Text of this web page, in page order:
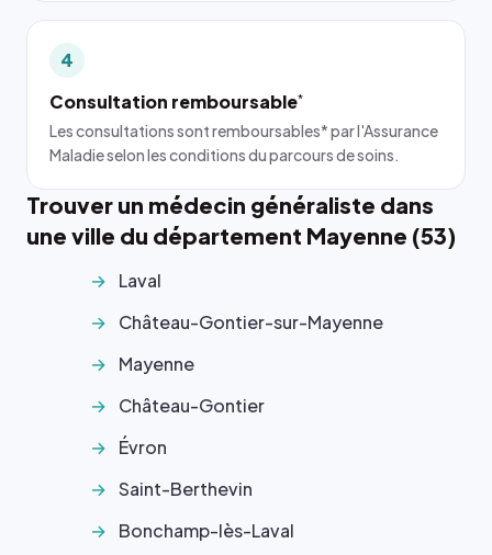
4
Consultation remboursable*
Les consultations sont remboursables* par l'Assurance
Maladie selon les conditions du parcours de soins.
Trouver un médecin généraliste dans
une ville du département Mayenne (53)
Laval
Château-Gontier-sur-Mayenne
Mayenne
Château-Gontier
Évron
Saint-Berthevin
Bonchamp-lès-Laval